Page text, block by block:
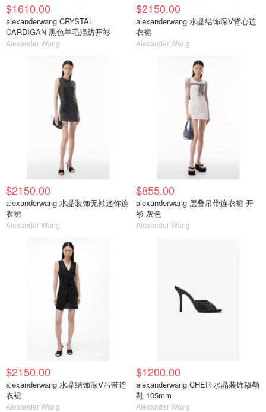
$1610.00
alexanderwang CRYSTAL
CARDIGAN 黑色羊毛混纺开衫
Alexander Wang
$2150.00
alexanderwang 水晶结饰深V背心连
衣裙
Alexander Wang
$2150.00
alexanderwang 水晶装饰无袖迷你连
衣裙
Alexander Wang
$855.00
alexanderwang 层叠吊带连衣裙 开
衫 灰色
Alexander Wang
$2150.00
alexanderwang 水晶结饰深V吊带连
衣裙
Alexander Wang
$1200.00
alexanderwang CHER 水晶装饰穆勒
鞋 105mm
Alexander Wang